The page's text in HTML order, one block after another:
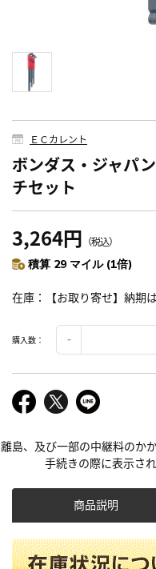
ＥＣカレント
ボンダス・ジャパ
チセット
3,264円 （税込）
積算 29 マイル (1倍)
在庫 【お取り寄せ】納期
購入数：
離島、及び一部の中継料のか
手続きの際に表示さ
商品説明